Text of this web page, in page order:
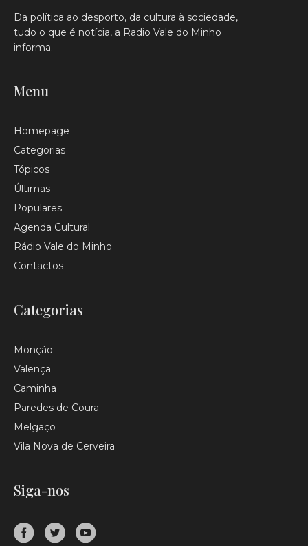
Da política ao desporto, da cultura à sociedade,
tudo o que é notícia, a Radio Vale do Minho
informa.
Menu
Homepage
Categorias
Tópicos
Últimas
Populares
Agenda Cultural
Rádio Vale do Minho
Contactos
Categorias
Monção
Valença
Caminha
Paredes de Coura
Melgaço
Vila Nova de Cerveira
Siga-nos